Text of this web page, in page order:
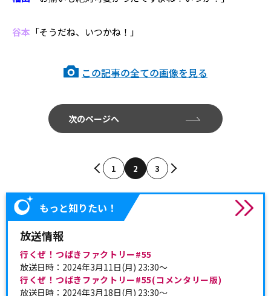
谷本 「そうだね、いつかね！」
この記事の全ての画像を見る
次のページへ
1 2 3
もっと知りたい！
放送情報
行くぜ！つばきファクトリー#55
放送日時：2024年3月11日(月) 23:30～
行くぜ！つばきファクトリー#55(コメンタリー版)
放送日時：2024年3月18日(月) 23:30～